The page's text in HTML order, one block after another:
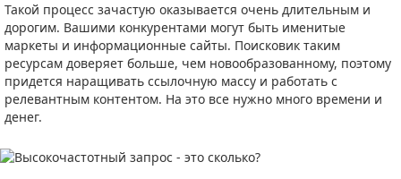
Такой процесс зачастую оказывается очень длительным и
дорогим. Вашими конкурентами могут быть именитые
маркеты и информационные сайты. Поисковик таким
ресурсам доверяет больше, чем новообразованному, поэтому
придется наращивать ссылочную массу и работать с
релевантным контентом. На это все нужно много времени и
денег.